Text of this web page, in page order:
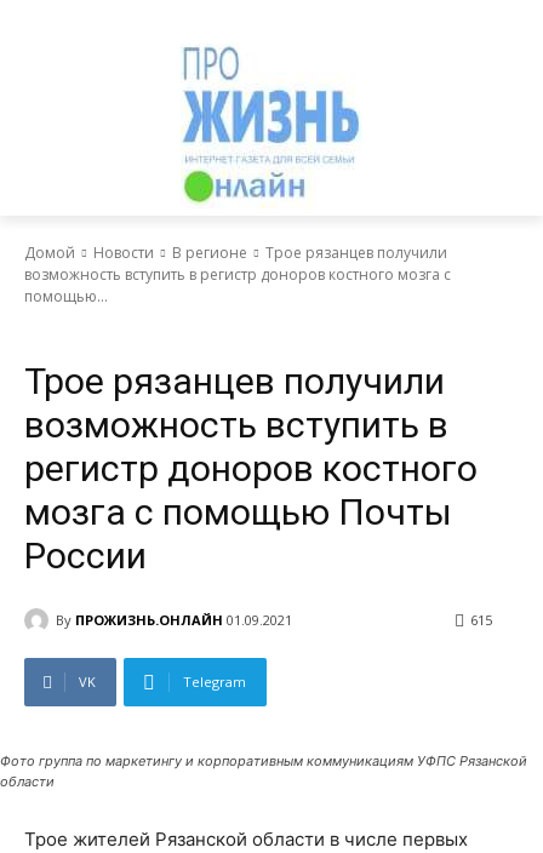
Домой Новости В регионе
Трое рязанцев получили
возможность вступить в регистр доноров костного мозга с
помощью...
Трое рязанцев получили
возможность вступить в
регистр доноров костного
мозга с помощью Почты
России
By ПРОЖИЗНЬ.ОНЛАЙН 01.09.2021 615
VK Telegram
Фото группа по маркетингу и корпоративным коммуникациям УФПС Рязанской
области
Трое жителей Рязанской области в числе первых